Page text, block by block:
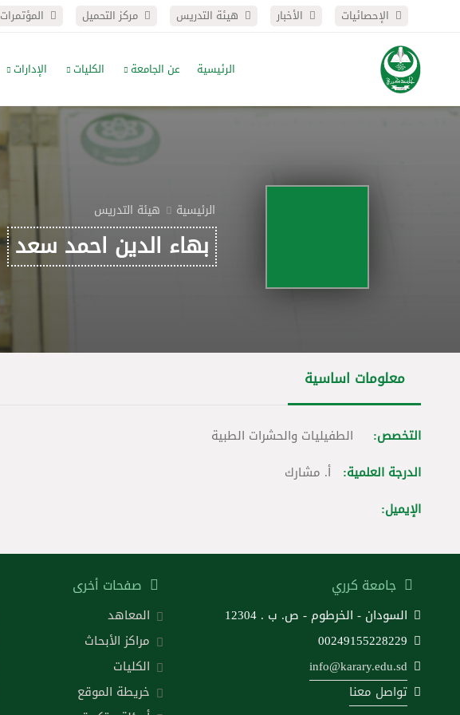
الإحصائيات الأخبار هيئة التدريس مركز التحميل المؤتمرات
الرئيسية عن الجامعة الكليات الإدارات
الرئيسية هيئة التدريس
بهاء الدين احمد سعد
معلومات اساسية
التخصص: الطفيليات والحشرات الطبية
الدرجة العلمية: أ. مشارك
الإيميل:
جامعة كرري
السودان - الخرطوم - ص. ب . 12304
00249155228229
info@karary.edu.sd
تواصل معنا
صفحات أخرى
المعاهد
مراكز الأبحاث
الكليات
خريطة الموقع